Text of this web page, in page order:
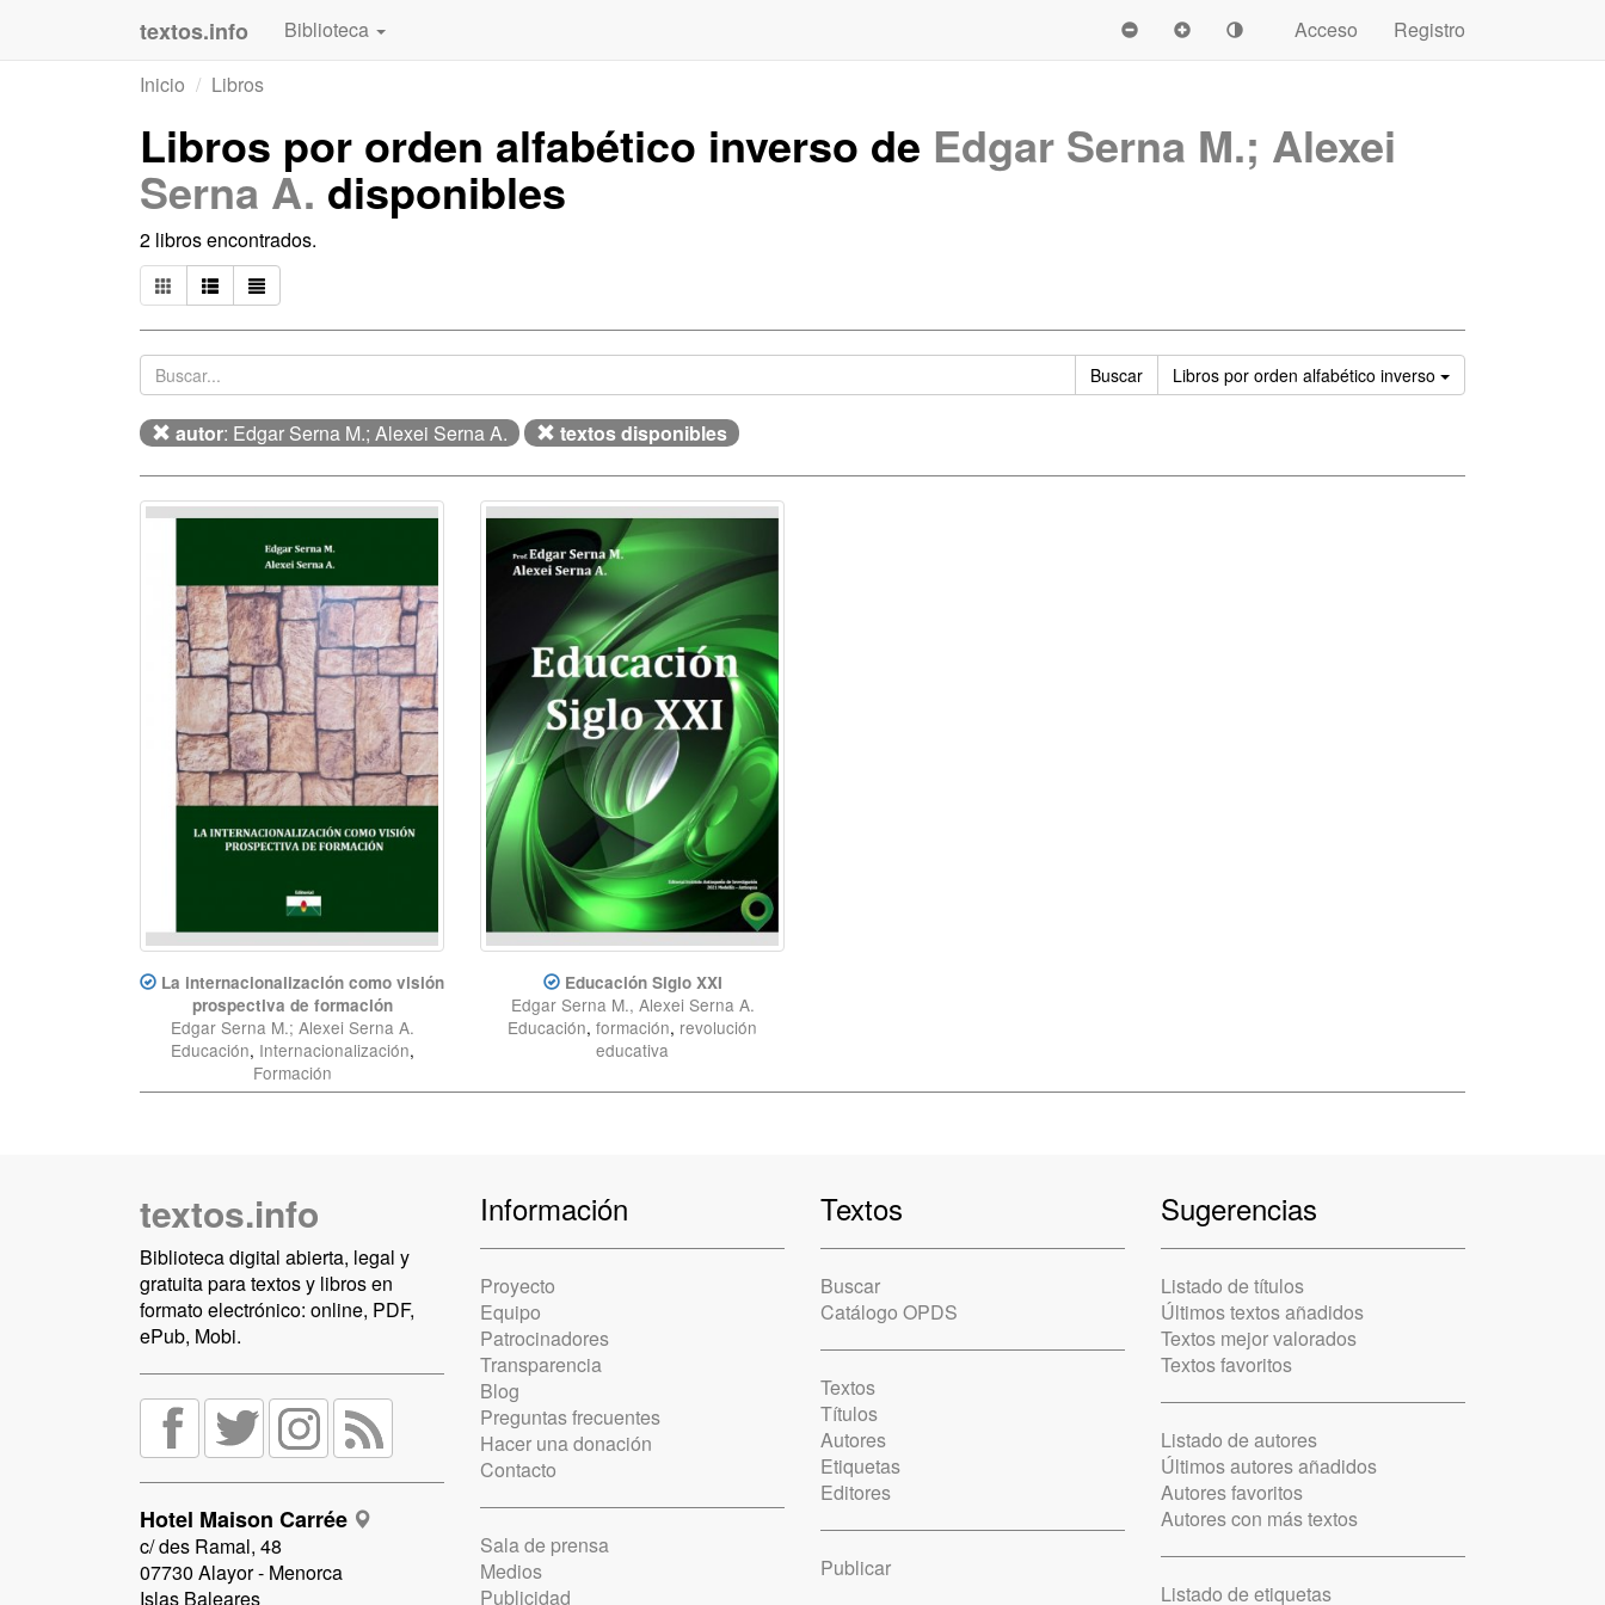
textos.info Biblioteca Acceso
Registro
Inicio
Libros
Libros por orden alfabético inverso de Edgar Serna M.; Alexei
Serna A. disponibles
2 libros encontrados.
Buscar Libros por orden alfabético inverso Ordenar
autor: Edgar Serna M.; Alexei Serna A. textos disponibles
La internacionalización como visión
prospectiva de formación
Edgar Serna M.; Alexei Serna A.
Educación, Internacionalización,
Formación
Educación Siglo XXI
Edgar Serna M., Alexei Serna A.
Educación, formación, revolución
educativa
textos.info
Biblioteca digital abierta, legal y
gratuita para textos y libros en
formato electrónico: online, PDF,
ePub, Mobi.
Hotel Maison Carrée
c/ des Ramal, 48
07730 Alayor - Menorca
Islas Baleares
Información
Proyecto
Equipo
Patrocinadores
Transparencia
Blog
Preguntas frecuentes
Hacer una donación
Contacto
Sala de prensa
Medios
Publicidad
Textos
Buscar
Catálogo OPDS
Textos
Títulos
Autores
Etiquetas
Editores
Publicar
Sugerencias
Listado de títulos
Últimos textos añadidos
Textos mejor valorados
Textos favoritos
Listado de autores
Últimos autores añadidos
Autores favoritos
Autores con más textos
Listado de etiquetas